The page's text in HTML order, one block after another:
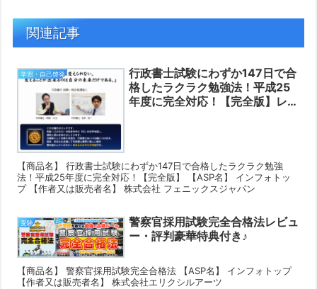
関連記事
学習・自己啓発
行政書士試験にわずか147日で合
格したラクラク勉強法！平成25
年度に完全対応！【完全版】レビ
【商品名】 行政書士試験にわずか147日で合格したラクラク勉強
法！平成25年度に完全対応！【完全版】 【ASP名】 インフォトッ
プ 【作者又は販売者名】 株式会社 フェニックスジャパン
受験
警察官採用試験完全合格法レビュ
ー・評判豪華特典付き♪
【商品名】 警察官採用試験完全合格法 【ASP名】 インフォトップ
【作者又は販売者名】 株式会社エリクシルアーツ